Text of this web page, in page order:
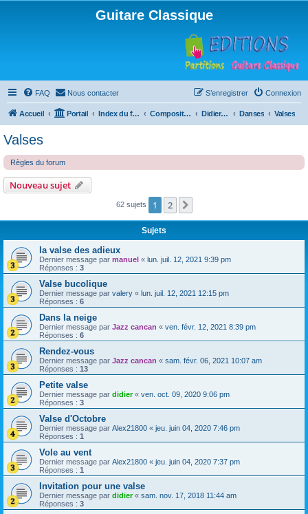
Guitare Classique
FAQ Nous contacter Connexion
S’enregistrer
Accueil Portail Index du forum Compositions Didierland Danses Valses
Valses
Règles du forum
Nouveau sujet
62 sujets 1 2
Sujets
la valse des adieux
Dernier message par manuel « lun. juil. 12, 2021 9:39 pm
Réponses : 3
Valse bucolique
Dernier message par valery « lun. juil. 12, 2021 12:15 pm
Réponses : 6
Dans la neige
Dernier message par Jazz cancan « ven. févr. 12, 2021 8:39 pm
Réponses : 6
Rendez-vous
Dernier message par Jazz cancan « sam. févr. 06, 2021 10:07 am
Réponses : 13
Petite valse
Dernier message par didier« ven. oct. 09, 2020 9:06 pm
Réponses : 3
Valse d'Octobre
Dernier message par Alex21800 « jeu. juin 04, 2020 7:46 pm
Réponses : 1
Vole au vent
Dernier message par Alex21800 « jeu. juin 04, 2020 7:37 pm
Réponses : 1
Invitation pour une valse
Dernier message par didier« sam. nov. 17, 2018 11:44 am
Réponses : 3